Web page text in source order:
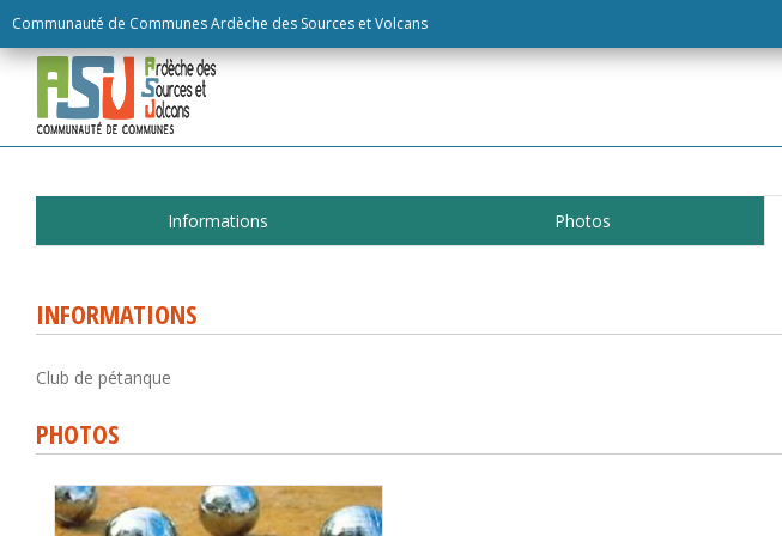
Communauté de Communes Ardèche des Sources et Volcans
to
content
Informations Photos
INFORMATIONS
Club de pétanque
PHOTOS